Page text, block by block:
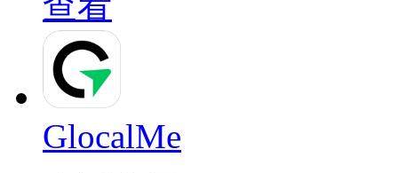
GlocalMe